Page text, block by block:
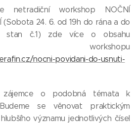
netradiční workshop NOČNÍ
(Sobota 24. 6. od 19h do rána a do
stan č.1) zde více o obsahu
workshopu
nocni-povidani-do-usnuti-
o podobná témata k
se věnovat praktickým
významu jednotlivých čísel